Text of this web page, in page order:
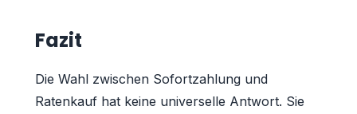
Fazit
Die Wahl zwischen Sofortzahlung und
Ratenkauf hat keine universelle Antwort. Sie